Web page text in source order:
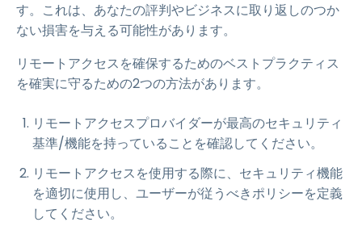
す。これは、あなたの評判やビジネスに取り返しのつか
ない損害を与える可能性があります。
リモートアクセスを確保するためのベストプラクティス
を確実に守るための2つの方法があります。
リモートアクセスプロバイダーが最高のセキュリティ
基準/機能を持っていることを確認してください。
リモートアクセスを使用する際に、セキュリティ機能
を適切に使用し、ユーザーが従うべきポリシーを定義
してください。